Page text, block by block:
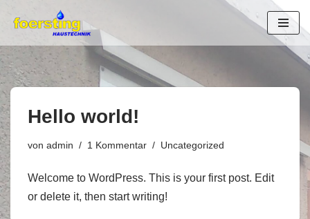
Inhalt
springen
Hello world!
von admin 1 Kommentar Uncategorized
Welcome to WordPress. This is your first post. Edit
or delete it, then start writing!